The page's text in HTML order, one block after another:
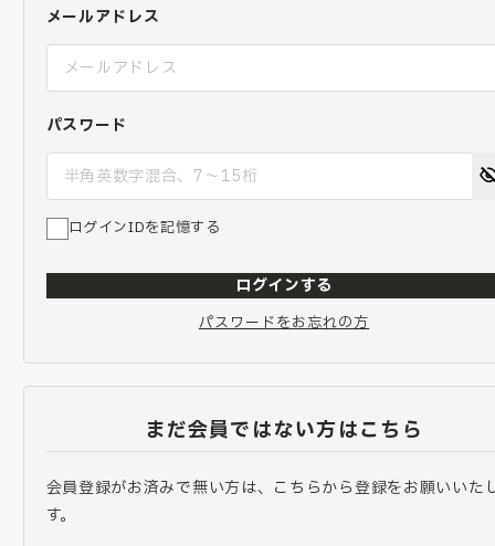
メールアドレス
パスワード
ログインIDを記憶する
ログインする
パスワードをお忘れの方
まだ会員ではない方はこちら
会員登録がお済みで無い方は、こちらから登録をお願いいた
す。